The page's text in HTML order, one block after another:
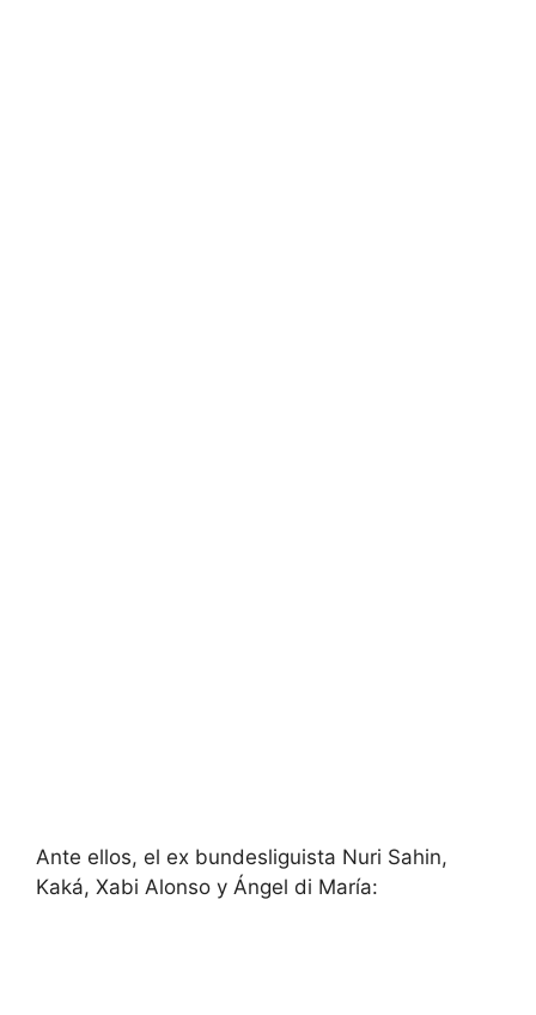
Ante ellos, el ex bundesliguista Nuri Sahin,
Kaká, Xabi Alonso y Ángel di María: